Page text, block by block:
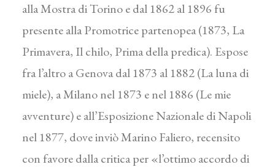
alla Mostra di Torino e dal 1862 al 1896 fu
presente alla Promotrice partenopea (1873, La
Primavera, Il chilo, Prima della predica). Espose
fra l’altro a Genova dal 1873 al 1882 (La luna di
miele), a Milano nel 1873 e nel 1886 (Le mie
avventure) e all’Esposizione Nazionale di Napoli
nel 1877, dove inviò Marino Faliero, recensito
con favore dalla critica per «l’ottimo accordo di